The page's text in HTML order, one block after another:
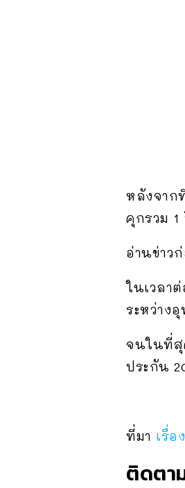
หลังจาก
คุกรวม 1
อ่านข่าว
ในเวลา
ระหว่าง
จนในที่สุ
ประกัน
ที่มา เรื่อ
ติดตา